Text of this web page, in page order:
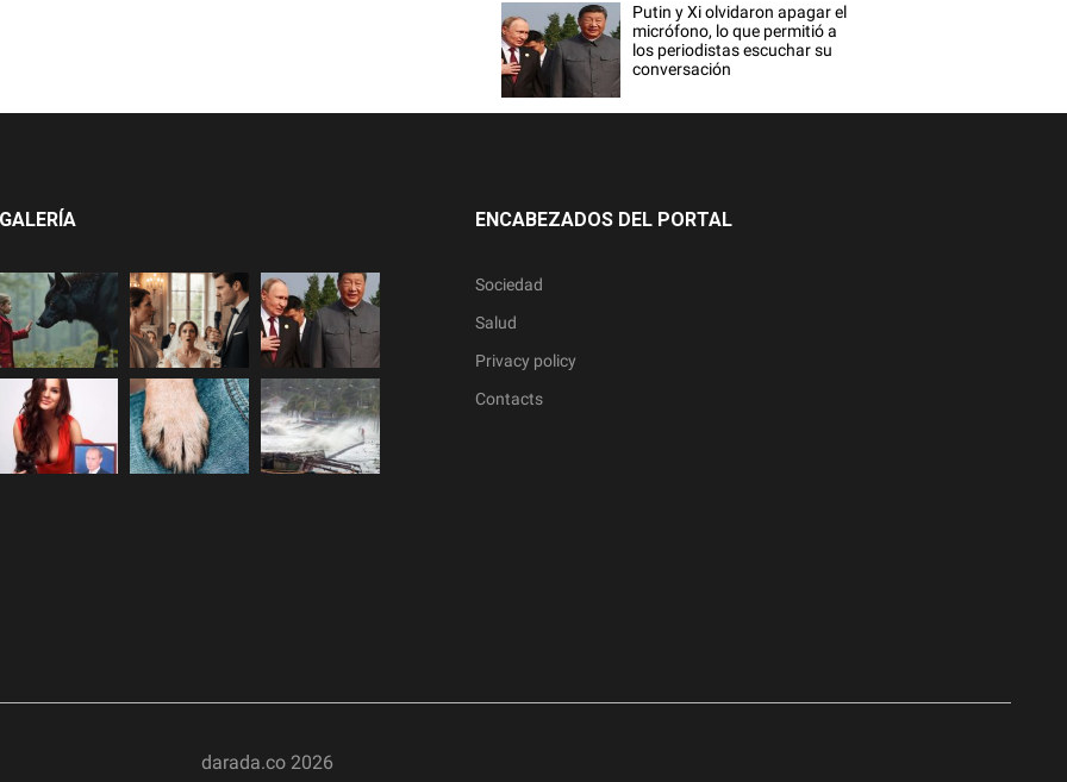
Putin y Xi olvidaron apagar el
micrófono, lo que permitió a
los periodistas escuchar su
conversación
GALERÍA ENCABEZADOS DEL PORTAL
Sociedad
Salud
Privacy policy
Contacts
darada.co 2026